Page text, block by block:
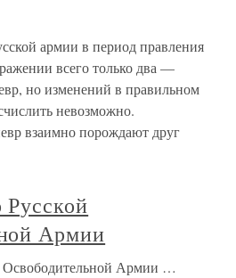
армии в период правления
всего только два —
но изменений в правильном
невозможно.
взаимно порождают друг
Армии
Освободительной Армии …